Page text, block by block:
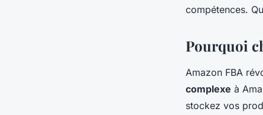
compétences.
Pourquoi
Amazon FBA
complexe à
stockez vos